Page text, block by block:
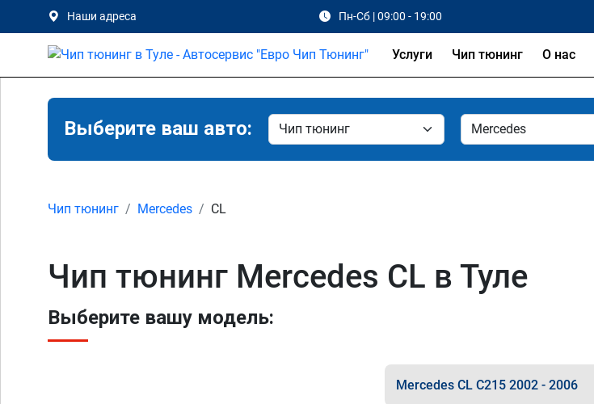
Наши адреса Пн-Сб | 09:00 - 19:00
Услуги Чип тюнинг О нас
Выберите ваш авто:
Чип тюнинг Mercedes CL
Чип тюнинг Mercedes CL в Туле
Выберите вашу модель:
Mercedes CL C215 2002 - 2006